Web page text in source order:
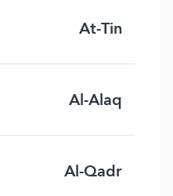
At-Tin
Al-Alaq
Al-Qadr